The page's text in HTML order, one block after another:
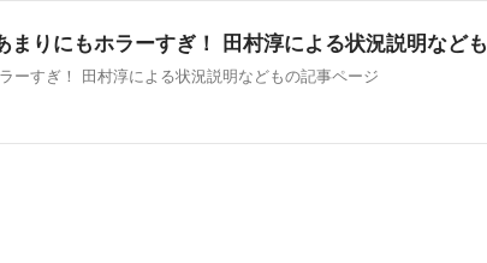
りにもホラーすぎ！ 田村淳による状況説明なども
ーすぎ！ 田村淳による状況説明などもの記事ページ